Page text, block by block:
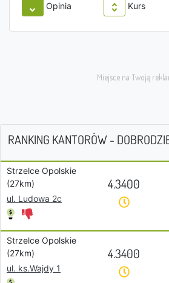
Opinia Kurs
RANKING KANTORÓW -
Strzelce Opolskie
(27km)
ul. Ludowa 2c
4.3400
Strzelce Opolskie
(27km)
ul. ks.Wajdy 1
4.3400